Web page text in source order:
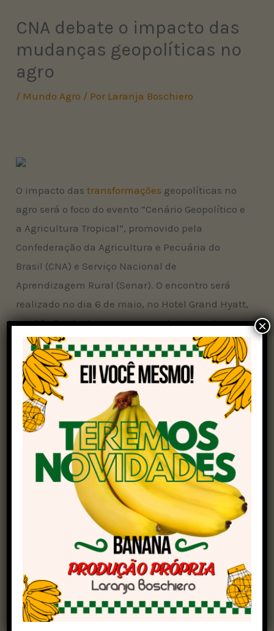
CNA debate o impacto das
mudanças geopolíticas no
agro
/ Mundo Agro / Por Laranja Boschiero
O impacto dastransformações geopolíticas no
agro será o foco do evento “Cenário Geopolítico e
a Agricultura Tropical”, promovido pela
Confederação da Agricultura e Pecuária do
Brasil (CNA) e Serviço Nacional de
Aprendizagem Rural (Senar). O encontro será
realizado no dia 6 de maio, no Hotel Grand Hyatt,
em São Paulo. A imprensa que deseja realizar a
cobertura deve se cadastrar nestelink.
Programação do evento
Entre os destaques está a participação do
economista Daron Acemoglu, vencedor do
Prêmio Nobel de Economia em 2024 e professor
do Instituto de Tecnologia de Massachusetts
(MIT). Ele apresentará a palestra magna
“Transformações Geopolíticas: Impactos no
Futuro das Relações Internacionais”.
A programação conta ainda com autoridades do
setor agropecuário, economistas e especialistas
em relações internacionais. Também estarão
presentes: o presidente da CNA, João Martins; o
presidente da Frente Parlamentar da
×